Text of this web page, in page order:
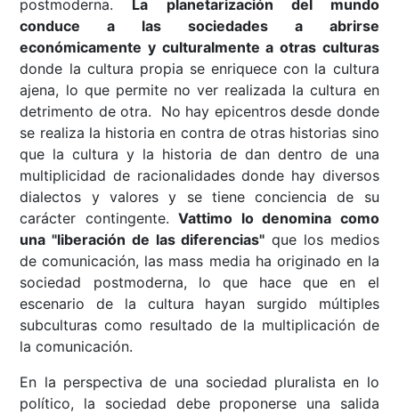
postmoderna.
La planetarización del mundo
conduce a las sociedades a abrirse
económicamente y culturalmente a otras culturas
donde la cultura propia se enriquece con la cultura
ajena, lo que permite no ver realizada la cultura en
detrimento de otra. No hay epicentros desde donde
se realiza la historia en contra de otras historias sino
que la cultura y la historia de dan dentro de una
multiplicidad de racionalidades donde hay diversos
dialectos y valores y se tiene conciencia de su
carácter contingente.Vattimo lo denomina como
una "liberación de las diferencias" que los medios
de comunicación, las mass media ha originado en la
sociedad postmoderna, lo que hace que en el
escenario de la cultura hayan surgido múltiples
subculturas como resultado de la multiplicación de
la comunicación.
En la perspectiva de una sociedad pluralista en lo
político, la sociedad debe proponerse una salida